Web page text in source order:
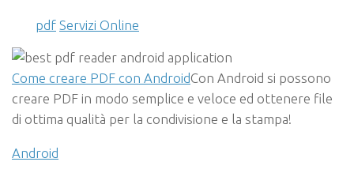
pdf Servizi Online
Come creare PDF con AndroidCon Android si possono
creare PDF in modo semplice e veloce ed ottenere file
di ottima qualità per la condivisione e la stampa!
Android